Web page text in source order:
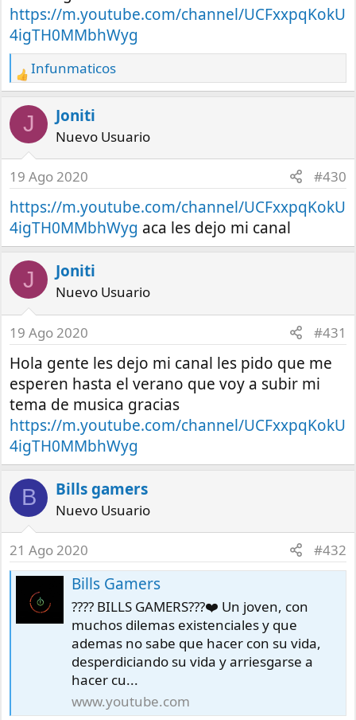
https://m.youtube.com/channel/UCFxxpqKokU
4igTH0MMbhWyg
R
e
a
o
n
s
Infunmaticos
J Joniti
Nuevo Usuario
19 Ago 2020 #430
https://m.youtube.com/channel/UCFxxpqKokU
4igTH0MMbhWyg aca les dejo mi canal
J Joniti
Nuevo Usuario
19 Ago 2020 #431
Hola gente les dejo mi canal les pido que me
esperen hasta el verano que voy a subir mi
tema de musica gracias
https://m.youtube.com/channel/UCFxxpqKokU
4igTH0MMbhWyg
B Bills gamers
Nuevo Usuario
21 Ago 2020 #432
Bills Gamers
???? BILLS GAMERS???❤️ Un joven, con
muchos dilemas existenciales y que
ademas no sabe que hacer con su vida,
desperdiciando su vida y arriesgarse a
hacer cu...
www.youtube.com